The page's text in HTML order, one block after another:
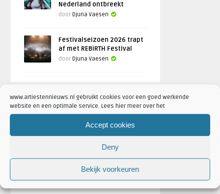
www.artiestennieuws.nl gebruikt cookies voor een goed werkende
website en een optimale service. Lees hier meer over het
Accept cookies
Deny
Bekijk voorkeuren
Nederland ontbreekt
door Djuna Vaesen
Festivalseizoen 2026 trapt
af met REBiRTH Festival
door Djuna Vaesen
FOTOREPORTAGES
FEATURED